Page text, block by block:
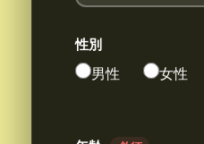
性別
男性 女性